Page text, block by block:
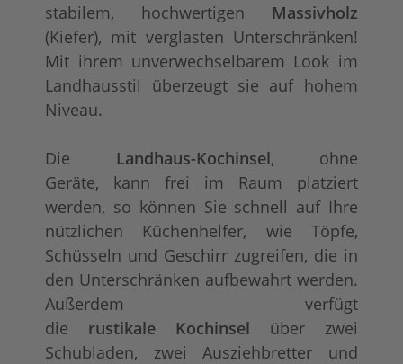
stabilem, hochwertigen Massivholz
(Kiefer), mit verglasten Unterschränken!
Mit ihrem unverwechselbarem Look im
Landhausstil überzeugt sie auf hohem
Niveau.
Die Landhaus-Kochinsel, ohne
Geräte, kann frei im Raum platziert
werden, so können Sie schnell auf Ihre
nützlichen Küchenhelfer, wie Töpfe,
Schüsseln und Geschirr zugreifen, die in
den Unterschränken aufbewahrt werden.
Außerdem verfügt
die rustikale Kochinsel über zwei
Schubladen, zwei Ausziehbretter und